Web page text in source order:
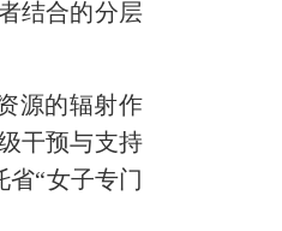
结合的分层
源的辐射作
干预与支持
省“女子专门